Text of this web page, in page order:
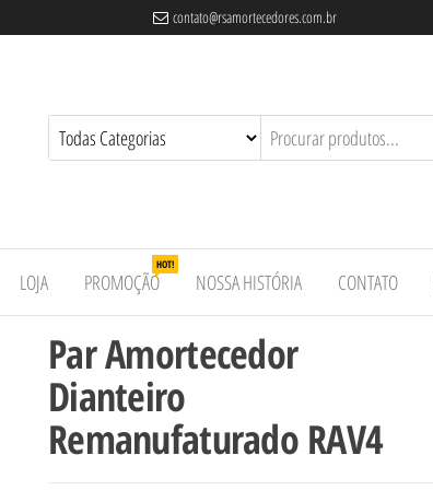
contato@rsamortecedores.com.br
LOJA PROMOÇÃO
HOT!
NOSSA HISTÓRIA CONTATO
Par Amortecedor
Dianteiro
Remanufaturado RAV4